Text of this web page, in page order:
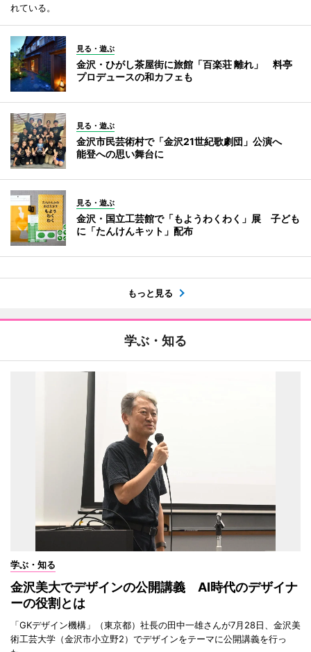
れている。
見る・遊ぶ
金沢・ひがし茶屋街に旅館「百楽荘 離れ」 料亭
プロデュースの和カフェも
見る・遊ぶ
金沢市民芸術村で「金沢21世紀歌劇団」公演へ
能登への思い舞台に
見る・遊ぶ
金沢・国立工芸館で「もようわくわく」展 子ども
に「たんけんキット」配布
もっと見る
学ぶ・知る
学ぶ・知る
金沢美大でデザインの公開講義 AI時代のデザイナ
ーの役割とは
「GKデザイン機構」（東京都）社長の田中一雄さんが7月28日、金沢美
術工芸大学（金沢市小立野2）でデザインをテーマに公開講義を行っ